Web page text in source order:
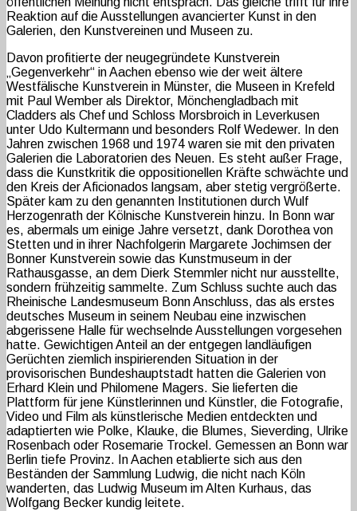
Reaktion auf die Ausstellungen avancierter Kunst in den
Galerien, den Kunstvereinen und Museen zu.
Davon profitierte der neugegründete Kunstverein
„Gegenverkehr“ in Aachen ebenso wie der weit ältere
Westfälische Kunstverein in Münster, die Museen in Krefeld
mit Paul Wember als Direktor, Mönchengladbach mit
Cladders als Chef und Schloss Morsbroich in Leverkusen
unter Udo Kultermann und besonders Rolf Wedewer. In den
Jahren zwischen 1968 und 1974 waren sie mit den privaten
Galerien die Laboratorien des Neuen. Es steht außer Frage,
dass die Kunstkritik die oppositionellen Kräfte schwächte und
den Kreis der Aficionados langsam, aber stetig vergrößerte.
Später kam zu den genannten Institutionen durch Wulf
Herzogenrath der Kölnische Kunstverein hinzu. In Bonn war
es, abermals um einige Jahre versetzt, dank Dorothea von
Stetten und in ihrer Nachfolgerin Margarete Jochimsen der
Bonner Kunstverein sowie das Kunstmuseum in der
Rathausgasse, an dem Dierk Stemmler nicht nur ausstellte,
sondern frühzeitig sammelte. Zum Schluss suchte auch das
Rheinische Landesmuseum Bonn Anschluss, das als erstes
deutsches Museum in seinem Neubau eine inzwischen
abgerissene Halle für wechselnde Ausstellungen vorgesehen
hatte. Gewichtigen Anteil an der entgegen landläufigen
Gerüchten ziemlich inspirierenden Situation in der
provisorischen Bundeshauptstadt hatten die Galerien von
Erhard Klein und Philomene Magers. Sie lieferten die
Plattform für jene Künstlerinnen und Künstler, die Fotografie,
Video und Film als künstlerische Medien entdeckten und
adaptierten wie Polke, Klauke, die Blumes, Sieverding, Ulrike
Rosenbach oder Rosemarie Trockel. Gemessen an Bonn war
Berlin tiefe Provinz. In Aachen etablierte sich aus den
Beständen der Sammlung Ludwig, die nicht nach Köln
wanderten, das Ludwig Museum im Alten Kurhaus, das
Wolfgang Becker kundig leitete.